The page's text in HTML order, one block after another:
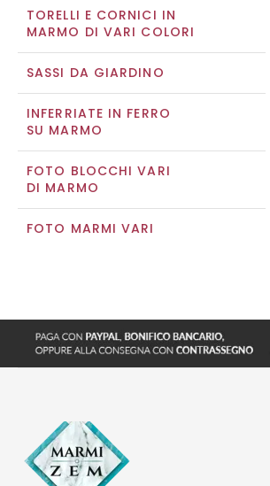
TORELLI E CORNICI IN
MARMO DI VARI COLORI
SASSI DA GIARDINO
INFERRIATE IN FERRO
SU MARMO
FOTO BLOCCHI VARI
DI MARMO
FOTO MARMI VARI